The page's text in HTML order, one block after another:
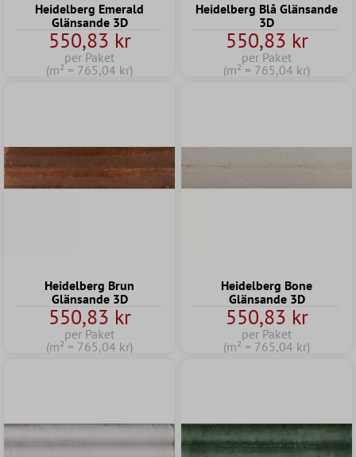
Heidelberg Emerald
Glänsande 3D
550,83 kr
per Paket
(m² = 765,04 kr)
Heidelberg Blå Glänsande
3D
550,83 kr
per Paket
(m² = 765,04 kr)
Heidelberg Brun
Glänsande 3D
550,83 kr
per Paket
(m² = 765,04 kr)
Heidelberg Bone
Glänsande 3D
550,83 kr
per Paket
(m² = 765,04 kr)